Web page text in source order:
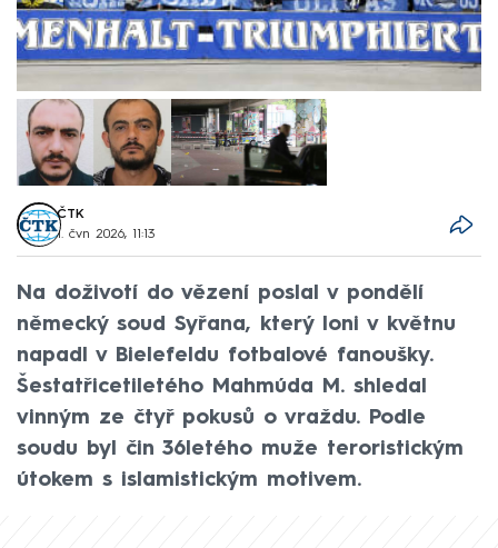
ČTK
1. čvn 2026, 11:13
Na doživotí do vězení poslal v pondělí
německý soud Syřana, který loni v květnu
napadl v Bielefeldu fotbalové fanoušky.
Šestatřicetiletého Mahmúda M. shledal
vinným ze čtyř pokusů o vraždu. Podle
soudu byl čin 36letého muže teroristickým
útokem s islamistickým motivem.